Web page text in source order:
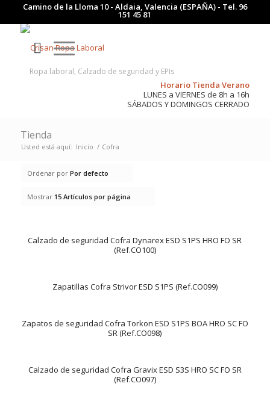
Camino de la Lloma 10 - Aldaia, Valencia (ESPAÑA) - Tel. 96
151 45 81
Ropa laboral, Calzado de seguridad y EPIs
Horario Tienda Verano
LUNES a VIERNES de 8h a 16h
SÁBADOS Y DOMINGOS CERRADO
Tienda
Usted está aquí: Inicio / Cofra
Ordenar por Por defecto
Mostrar 15 Artículos por página
Calzado de seguridad Cofra Dynarex ESD S1PS HRO FO SR
(Ref.CO100)
Zapatillas Cofra Strivor ESD S1PS (Ref.CO099)
Zapatos de seguridad Cofra Torkon ESD S1PS BOA HRO SC FO
SR (Ref.CO098)
Calzado de seguridad Cofra Gravix ESD S3S HRO SC FO SR
(Ref.CO097)